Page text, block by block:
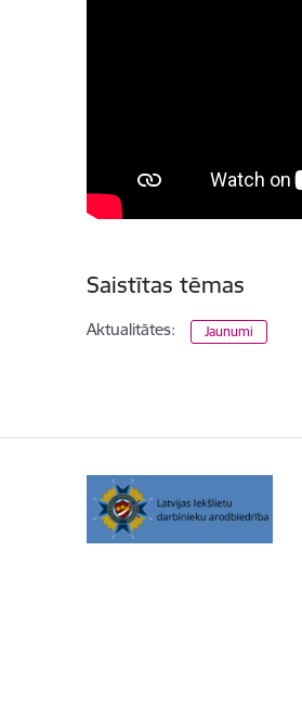
Saistītas tēmas
Aktualitātes: Jaunumi